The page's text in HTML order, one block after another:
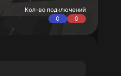
Кол-во подключений
0
0